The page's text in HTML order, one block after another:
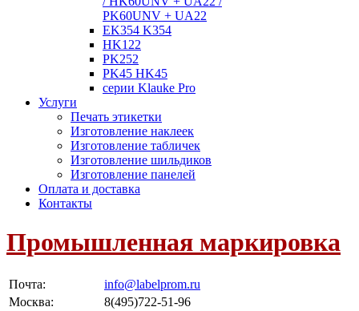
PK60UNV + UA22
EK354 K354
HK122
PK252
PK45 HK45
серии Klauke Pro
Услуги
Печать этикетки
Изготовление наклеек
Изготовление табличек
Изготовление шильдиков
Изготовление панелей
Оплата и доставка
Контакты
Промышленная маркировка
Почта:
info@labelprom.ru
Москва: 8(495)722-51-96